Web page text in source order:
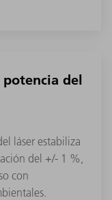
del
láser estabiliza
del +/- 1 %,
con